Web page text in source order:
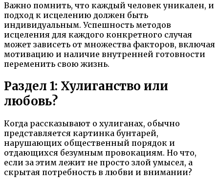
Важно помнить, что каждый человек уникален, и
подход к исцелению должен быть
индивидуальным. Успешность методов
исцеления для каждого конкретного случая
может зависеть от множества факторов, включая
мотивацию и наличие внутренней готовности
переменить свою жизнь.
Раздел 1: Хулиганство или
любовь?
Когда рассказывают о хулиганах, обычно
представляется картинка бунтарей,
нарушающих общественный порядок и
отдающихся безумным провокациям. Но что,
если за этим лежит не просто злой умысел, а
скрытая потребность в любви и внимании?